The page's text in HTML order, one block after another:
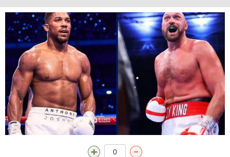
0